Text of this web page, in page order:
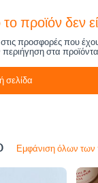
προϊόν δεν
στις προσφορές που
περιήγηση στα
σελίδα
Εμφάνιση όλων των